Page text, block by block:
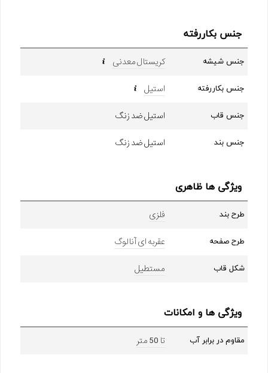
جنس بکاررفته
جنس شیشه کریستال معدنی
جنس بکاررفته استیل
جنس قاب استیل ضد زنگ
جنس بند استیل ضد زنگ
ویژگی ها ظاهری
طرح بند فلزی
طرح صفحه عقربه ای آنالوگ
شکل قاب مستطیل
ویژگی ها و امکانات
مقاوم در برابر آب تا 50 متر